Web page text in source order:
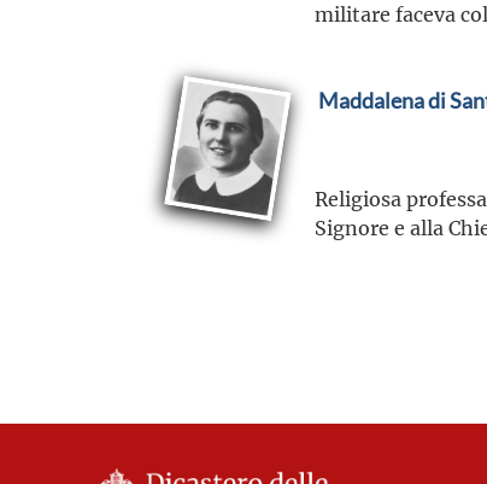
militare faceva
Maddalena di
Religiosa
Signore e alla